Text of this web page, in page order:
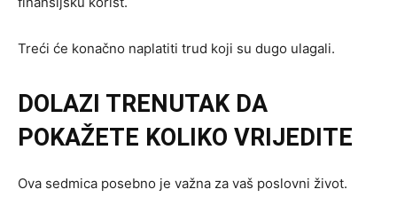
Treći će konačno naplatiti trud koji su dugo ulagali.
DOLAZI TRENUTAK DA
POKAŽETE KOLIKO VRIJEDITE
Ova sedmica posebno je važna za vaš poslovni život.